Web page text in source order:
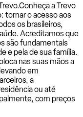
Conheça a Trevo
tornar o acesso aos
os brasileiros,
Acreditamos que
são fundamentais
e pela de sua família.
nas suas mãos a
em
a
ou até
com preços